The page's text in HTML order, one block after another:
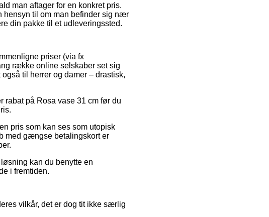
man aftager for en konkret pris.
hensyn til om man befinder sig nær
din pakke til et udleveringssted.
priser (via fx
række online selskaber set sig
til herrer og damer – drastisk,
rabat på Rosa vase 31 cm før du
pris som kan ses som utopisk
med gængse betalingskort er
kan du benytte en
i fremtiden.
vilkår, det er dog tit ikke særlig